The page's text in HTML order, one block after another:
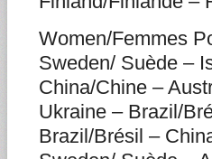
Women/Femmes
Sweden/ Suède –
China/Chine –
Ukraine – Brazil/
Brazil/Brésil –